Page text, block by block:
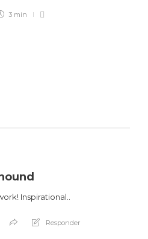
3 min
Inspirational..
Responder